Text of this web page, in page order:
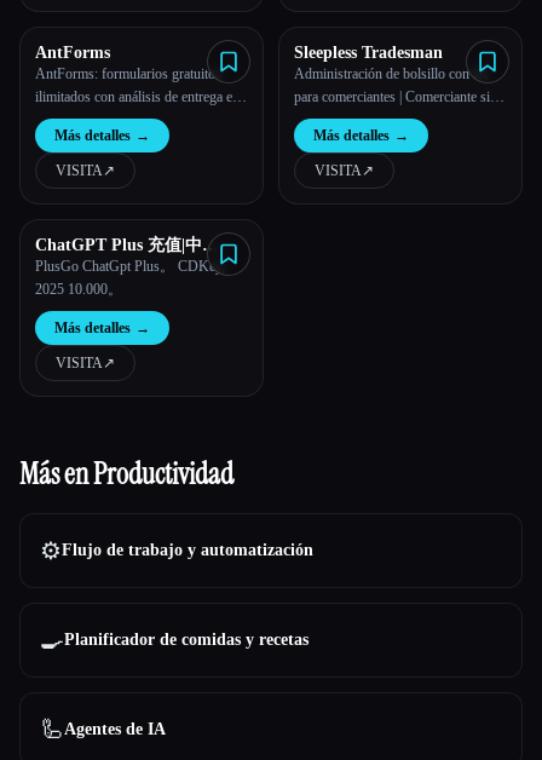
AntForms
AntForms: formularios gratuitos
ilimitados con análisis de entrega e
IA
Más detalles →
VISITA↗︎
Sleepless Tradesman
Administración de bolsillo con IA
para comerciantes | Comerciante sin
dormir
Más detalles →
VISITA↗︎
ChatGPT Plus 充值|中
国|PlusGO
PlusGo ChatGpt Plus。 CDKey,
2025 10.000。
Más detalles →
VISITA↗︎
Más en Productividad
⚙️Flujo de trabajo y automatización
🍳Planificador de comidas y recetas
🦾Agentes de IA